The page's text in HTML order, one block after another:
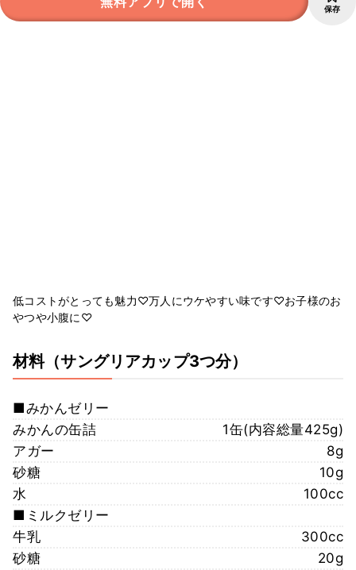
保存
低コストがとっても魅力♡万人にウケやすい味です♡お子様のお
やつや小腹に♡
材料（サングリアカップ3つ分）
■みかんゼリー
みかんの缶詰
1缶(内容総量425g)
アガー
8g
砂糖
10g
水
100cc
■ミルクゼリー
牛乳
300cc
砂糖
20g